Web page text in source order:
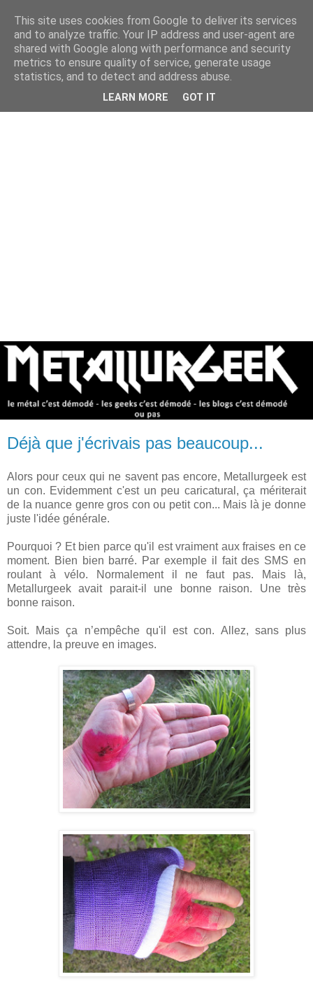
Déjà que j'écrivais pas beaucoup...
Alors pour ceux qui ne savent pas encore, Metallurgeek est
un con. Evidemment c'est un peu caricatural, ça mériterait
de la nuance genre gros con ou petit con... Mais là je donne
juste l'idée générale.
Pourquoi ? Et bien parce qu'il est vraiment aux fraises en ce
moment. Bien bien barré. Par exemple il fait des SMS en
roulant à vélo. Normalement il ne faut pas. Mais là,
Metallurgeek avait parait-il une bonne raison. Une très
bonne raison.
Soit. Mais ça n’empêche qu'il est con. Allez, sans plus
attendre, la preuve en images.
This site uses cookies from Google to deliver its services
and to analyze traffic. Your IP address and user-agent are
shared with Google along with performance and security
metrics to ensure quality of service, generate usage
statistics, and to detect and address abuse.
LEARN MORE GOT IT